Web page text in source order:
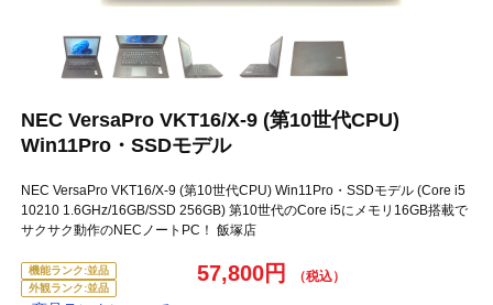
NEC VersaPro VKT16/X-9 (第10世代CPU)
Win11Pro・SSDモデル
NEC VersaPro VKT16/X-9 (第10世代CPU) Win11Pro・SSDモデル (Core i5
10210 1.6GHz/16GB/SSD 256GB) 第10世代のCore i5にメモリ16GB搭載で
サクサク動作のNECノートPC！ 飯塚店
機能ランク:並品
外観ランク:並品
57,800円